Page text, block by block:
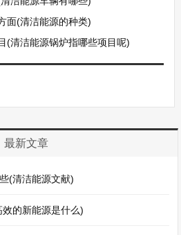
面(清洁能源的种类)
(清洁能源锅炉指哪些项目呢)
最新文章
(清洁能源文献)
的新能源是什么)